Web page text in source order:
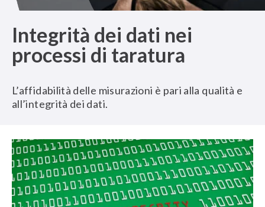
Integrità dei dati nei
processi di taratura
L’affidabilità delle misurazioni è pari alla qualità e
all’integrità dei dati.